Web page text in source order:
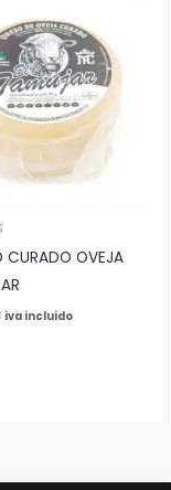
CURADO OVEJA
iva incluido